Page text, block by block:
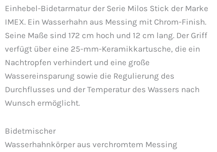
Einhebel-Bidetarmatur der Serie Milos Stick der Marke
IMEX. Ein Wasserhahn aus Messing mit Chrom-Finish.
Seine Maße sind 172 cm hoch und 12 cm lang. Der Griff
verfügt über eine 25-mm-Keramikkartusche, die ein
Nachtropfen verhindert und eine große
Wassereinsparung sowie die Regulierung des
Durchflusses und der Temperatur des Wassers nach
Wunsch ermöglicht.
Bidetmischer
Wasserhahnkörper aus verchromtem Messing